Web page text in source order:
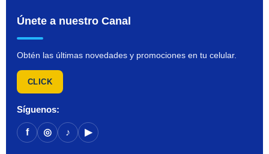
Únete a nuestro Canal
Obtén las últimas novedades y promociones en tu celular.
CLICK
Síguenos:
f ◎ ♪ ▶